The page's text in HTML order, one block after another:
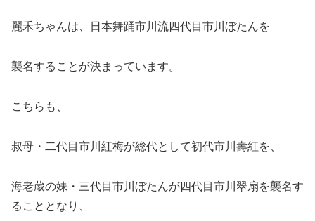
麗禾ちゃんは、日本舞踊市川流四代目市川ぼたんを
襲名することが決まっています。
こちらも、
叔母・二代目市川紅梅が総代として初代市川壽紅を、
海老蔵の妹・三代目市川ぼたんが四代目市川翠扇を襲名す
ることとなり、